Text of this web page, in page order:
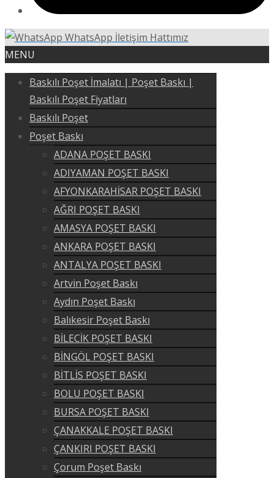
WhatsApp İletişim Hattımız
MENU
Baskılı Poşet İmalatı | Poşet Baskı |
Baskılı Poşet Fiyatları
Baskılı Poşet
Poşet Baskı
ADANA POŞET BASKI
ADIYAMAN POŞET BASKI
AFYONKARAHİSAR POŞET BASKI
AĞRI POŞET BASKI
AMASYA POŞET BASKI
ANKARA POŞET BASKI
ANTALYA POŞET BASKI
Artvin Poşet Baskı
Aydın Poşet Baskı
Balıkesir Poşet Baskı
BİLECİK POŞET BASKI
BİNGÖL POŞET BASKI
BİTLİS POŞET BASKI
BOLU POŞET BASKI
BURSA POŞET BASKI
ÇANAKKALE POŞET BASKI
ÇANKIRI POŞET BASKI
Çorum Poşet Baskı